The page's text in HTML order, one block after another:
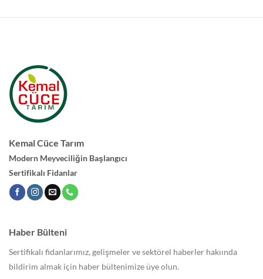
Kemal Cüce Tarım
Modern Meyveciliğin Başlangıcı
Sertifikalı Fidanlar
Haber Bülteni
Sertifikalı fidanlarımız, gelişmeler ve sektörel haberler hakıında
bildirim almak için haber bültenimize üye olun.